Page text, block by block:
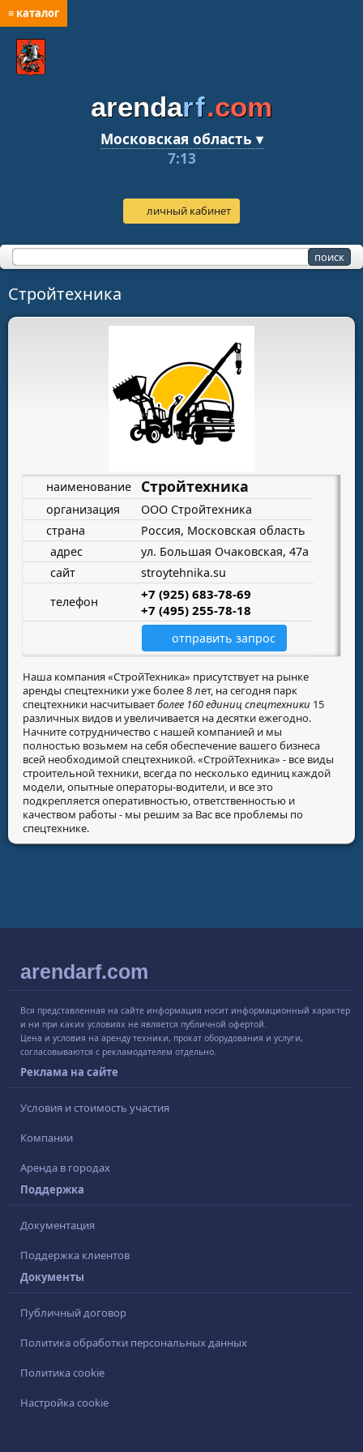
≡ каталог
arendarf.com
Московская область ▾
7:13
личный кабинет
Стройтехника
наименование Стройтехника
организация
ООО Стройтехника
страна
Россия, Московская область
адрес
ул. Большая Очаковская, 47а
сайт
stroytehnika.su
телефон
+7 (925) 683-78-69
+7 (495) 255-78-18
отправить запрос
Наша компания«СтройТехника» присутствует на рынке
аренды спецтехники уже более 8 лет, на сегодня парк
спецтехники насчитываетболее 160 единиц спецтехники 15
различных видов и увеличивается на десятки ежегодно.
Начните сотрудничество с нашей компанией и мы
полностью возьмем на себя обеспечение вашего бизнеса
всей необходимой спецтехникой.«СтройТехника» - все виды
строительной техники, всегда по несколько единиц каждой
модели, опытные операторы-водители, и все это
подкрепляется оперативностью, ответственностью и
качеством работы - мы решим за Вас все проблемы по
спецтехнике.
arendarf.com
Вся представленная на сайте информация носит информационный характер
и ни при каких условиях не является публичной офертой.
Цена и условия на аренду техники, прокат оборудования и услуги,
согласовываются с рекламодателем отдельно.
Реклама на сайте
Условия и стоимость участия
Компании
Аренда в городах
Поддержка
Документация
Поддержка клиентов
Документы
Публичный договор
Политика обработки персональных данных
Политика cookie
Настройка cookie